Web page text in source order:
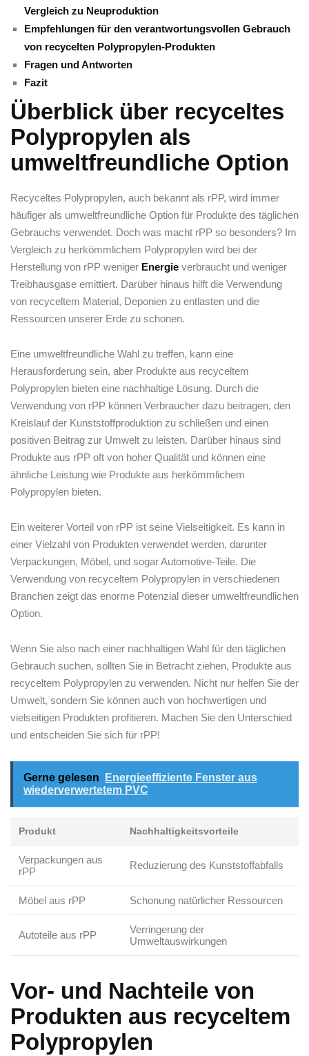
Vergleich zu Neuproduktion
Empfehlungen für den verantwortungsvollen Gebrauch
von recycelten Polypropylen-Produkten
Fragen und Antworten
Fazit
Überblick über ‍recyceltes
Polypropylen als
umweltfreundliche ⁣Option
Recyceltes Polypropylen, auch bekannt als rPP, wird immer
häufiger als umweltfreundliche Option für ⁢Produkte des ⁣täglichen
Gebrauchs verwendet. Doch was⁤ macht rPP ‌so besonders? Im
Vergleich zu herkömmlichem‍ Polypropylen wird bei der
Herstellung von rPP weniger Energie verbraucht und weniger
Treibhausgase emittiert. Darüber hinaus hilft die‍ Verwendung
‌von recyceltem Material, Deponien zu entlasten und ‍die
Ressourcen unserer ⁢Erde zu schonen.
Eine umweltfreundliche Wahl zu treffen, kann eine
Herausforderung sein,⁤ aber Produkte aus recyceltem
Polypropylen bieten eine nachhaltige Lösung.‌ Durch die
Verwendung von rPP können Verbraucher dazu beitragen, den
Kreislauf der Kunststoffproduktion zu schließen und einen
positiven Beitrag ‌zur Umwelt zu leisten. Darüber hinaus sind
Produkte aus‍ rPP oft ‍von hoher⁤ Qualität und ‍können eine
ähnliche Leistung wie Produkte aus herkömmlichem
Polypropylen ⁢bieten.
Ein weiterer⁣ Vorteil von rPP ist seine Vielseitigkeit. Es kann in
einer Vielzahl⁢ von Produkten verwendet werden, ‌darunter
Verpackungen, ⁣Möbel, und sogar Automotive-Teile. Die
Verwendung von recyceltem Polypropylen in verschiedenen
Branchen zeigt das‌ enorme Potenzial dieser⁣ umweltfreundlichen
Option.
Wenn Sie also nach einer nachhaltigen ⁣Wahl ⁢für ⁣den täglichen
Gebrauch suchen, ​sollten Sie in Betracht ziehen, Produkte aus
recyceltem Polypropylen zu verwenden. Nicht nur helfen Sie ⁢der
Umwelt, sondern Sie können auch von hochwertigen und
vielseitigen Produkten profitieren. Machen Sie den​ Unterschied
und entscheiden Sie sich für rPP!
Gerne gelesen
Energieeffiziente Fenster aus
wiederverwertetem PVC
Produkt Nachhaltigkeitsvorteile
Verpackungen aus
rPP
Reduzierung des Kunststoffabfalls
Möbel aus rPP Schonung natürlicher Ressourcen
Autoteile aus rPP
Verringerung ‍der
Umweltauswirkungen
Vor- und Nachteile von
Produkten aus ‍recyceltem
Polypropylen